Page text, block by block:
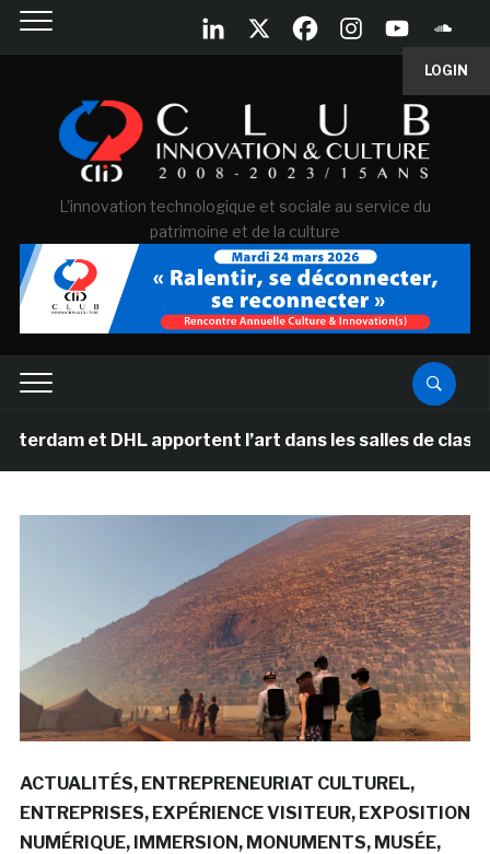
LOGIN
L'innovation technologique et sociale au service du
patrimoine et de la culture
et DHL apportent l’art dans les salles de classe des
ACTUALITÉS ENTREPRENEURIAT CULTUREL
ENTREPRISES EXPÉRIENCE VISITEUR EXPOSITION
NUMÉRIQUE IMMERSION MONUMENTS MUSÉE